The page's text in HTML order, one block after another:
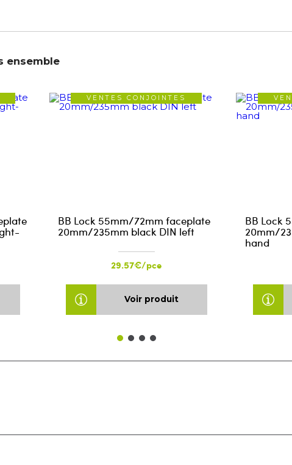
ensemble
VENTES CONJOINTES
BB Lock 55mm/72mm faceplate
20mm/235mm black DIN left
29.57€/pce
Voir produit
BB Lock
20mm/
hand